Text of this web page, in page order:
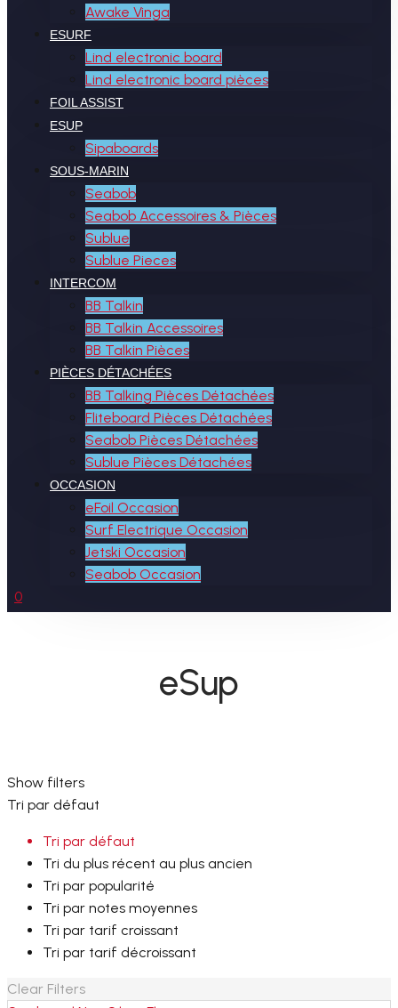
Awake Vinga
ESURF
Lind electronic board
Lind electronic board pièces
FOIL ASSIST
ESUP
Sipaboards
SOUS-MARIN
Seabob
Seabob Accessoires & Pièces
Sublue
Sublue Pieces
INTERCOM
BB Talkin
BB Talkin Accessoires
BB Talkin Pièces
PIÈCES DÉTACHÉES
BB Talking Pièces Détachées
Fliteboard Pièces Détachées
Seabob Pièces Détachées
Sublue Pièces Détachées
OCCASION
eFoil Occasion
Surf Electrique Occasion
Jetski Occasion
Seabob Occasion
0
eSup
Show filters
Tri par défaut
Tri par défaut
Tri du plus récent au plus ancien
Tri par popularité
Tri par notes moyennes
Tri par tarif croissant
Tri par tarif décroissant
Clear Filters